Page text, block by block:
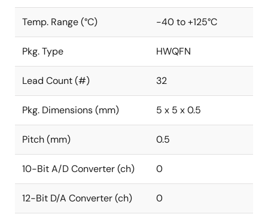
Temp. Range (°C) -40 to +125°C
Pkg. Type HWQFN
Lead Count (#) 32
Pkg. Dimensions (mm) 5 x 5 x 0.5
Pitch (mm) 0.5
10-Bit A/D Converter (ch) 0
12-Bit D/A Converter (ch) 0